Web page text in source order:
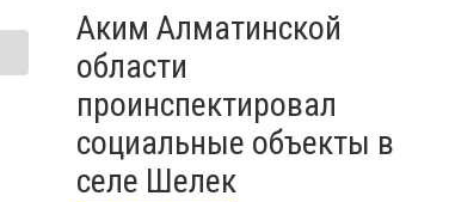
Аким Алматинской
области
проинспектировал
социальные объекты в
селе Шелек